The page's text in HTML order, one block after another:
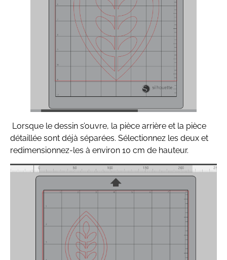
Lorsque le dessin s’ouvre, la pièce arrière et la pièce
détaillée sont déjà séparées. Sélectionnez les deux et
redimensionnez-les à environ 10 cm de hauteur.